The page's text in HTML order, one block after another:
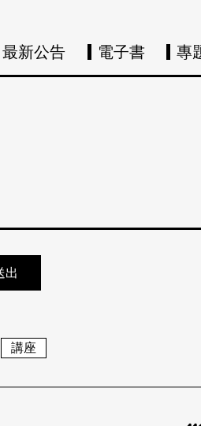
最新公告 電子書 專
講座